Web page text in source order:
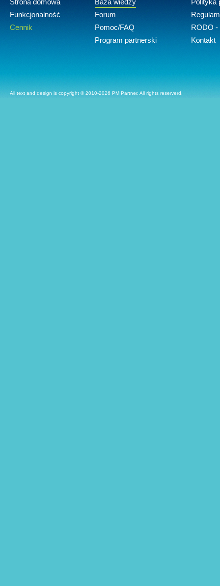
Strona domowa
Funkcjonalność
Cennik
Baza wiedzy
Forum
Pomoc/FAQ
Program partnerski
Polityka
RODO -
Kontakt
All text and design is copyright © 2010-2026 PM Partner. All rights reserverd.